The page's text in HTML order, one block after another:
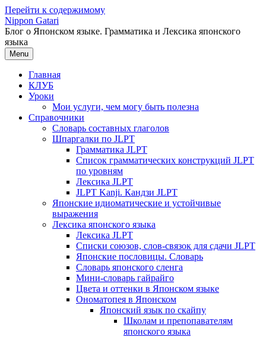
Перейти к содержимому
Nippon Gatari
Блог о Японском языке. Грамматика и Лексика японского
языка
Menu
Главная
КЛУБ
Уроки
Мои услуги, чем могу быть полезна
Справочники
Словарь составных глаголов
Шпаргалки по JLPT
Грамматика JLPT
Список грамматических конструкций JLPT
по уровням
Лексика JLPT
JLPT Kanji. Кандзи JLPT
Японские идиоматические и устойчивые
выражения
Лексика японского языка
Лексика JLPT
Списки союзов, слов-связок для сдачи JLPT
Японские пословицы. Словарь
Словарь японского сленга
Мини-словарь гайрайго
Цвета и оттенки в Японском языке
Ономатопея в Японском
Японский язык по скайпу
Школам и препопавателям
японского языка